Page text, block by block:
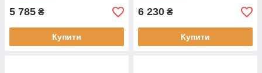
5 785 ₴
Купити
6 230 ₴
Купити